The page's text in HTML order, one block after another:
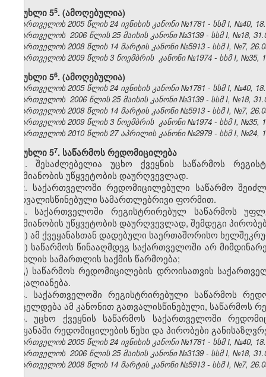
მუხლი 5​5. (ამოღებულია)
საქართველოს 2005 წლის 24 ივნისის კანონი №1781 - სსმ I, №40,
საქართველოს 2006 წლის 25 მაისის კანონი №3139 - სსმ I, №18,
საქართველოს 2008 წლის 14 მარტის კანონი №5913 - სსმ I, №7,
საქართველოს 2009 წლის 3 ნოემბრის კანონი №1974 - სსმ I, №35,
მუხლი 5​6. (ამოღებულია)
საქართველოს 2005 წლის 24 ივნისის კანონი №1781 - სსმ I, №40,
საქართველოს 2006 წლის 25 მაისის კანონი №3139 - სსმ I, №18,
საქართველოს 2008 წლის 14 მარტის კანონი №5913 - სსმ I, №7,
საქართველოს 2009 წლის 3 ნოემბრის კანონი №1974 - სსმ I, №35,
საქართველოს 2010 წლის 27 აპრილის კანონი №2979 - სსმ I, №24,
მუხლი 5​7. საწარმოს რედომიცილება
1. შესაძლებელია უცხო ქვეყნის საწარმოს
საქმიანობის უწყვეტობის დაურღვევლად.
2. საქართველოში რედომიცილებული საწარმო
გათვალისწინებული სამართლებრივი ფორმით.
3. საქართველოში რეგისტრირებულ საწარმოს
საქმიანობის უწყვეტობის დაურღვევლად, შემდეგი
ა) ამ ქვეყანასთან დადებული საერთაშორისო
ბ) საწარმოს წინააღმდეგ საქართველოში არ
სისხლის სამართლის საქმის წარმოება;
გ) საწარმოს რედომიცილების დროისათვის
დავალიანება.
4. საქართველოში რეგისტრირებული საწარმოს
ვრცელდება ამ კანონით გათვალისწინებული, საწარმოს
5. უცხო ქვეყნის საწარმოს საქართველოში
ქვეყანაში რედომიცილების წესი და პირობები
საქართველოს 2005 წლის 24 ივნისის კანონი №1781 - სსმ I, №40,
საქართველოს 2006 წლის 25 მაისის კანონი №3139 - სსმ I, №18,
საქართველოს 2008 წლის 14 მარტის კანონი №5913 - სსმ I, №7,